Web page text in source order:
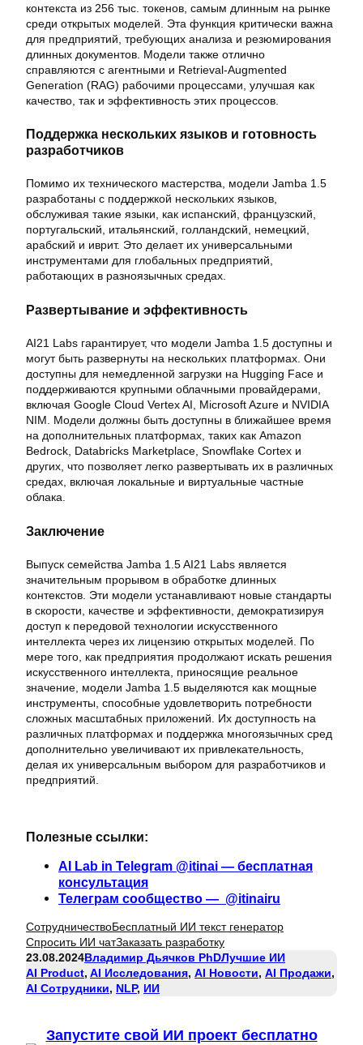
контекста из 256 тыс. токенов, самым длинным на рынке
среди открытых моделей. Эта функция критически важна
для предприятий, требующих анализа и резюмирования
длинных документов. Модели также отлично
справляются с агентными и Retrieval-Augmented
Generation (RAG) рабочими процессами, улучшая как
качество, так и эффективность этих процессов.
Поддержка нескольких языков и готовность
разработчиков
Помимо их технического мастерства, модели Jamba 1.5
разработаны с поддержкой нескольких языков,
обслуживая такие языки, как испанский, французский,
португальский, итальянский, голландский, немецкий,
арабский и иврит. Это делает их универсальными
инструментами для глобальных предприятий,
работающих в разноязычных средах.
Развертывание и эффективность
AI21 Labs гарантирует, что модели Jamba 1.5 доступны и
могут быть развернуты на нескольких платформах. Они
доступны для немедленной загрузки на Hugging Face и
поддерживаются крупными облачными провайдерами,
включая Google Cloud Vertex AI, Microsoft Azure и NVIDIA
NIM. Модели должны быть доступны в ближайшее время
на дополнительных платформах, таких как Amazon
Bedrock, Databricks Marketplace, Snowflake Cortex и
других, что позволяет легко развертывать их в различных
средах, включая локальные и виртуальные частные
облака.
Заключение
Выпуск семейства Jamba 1.5 AI21 Labs является
значительным прорывом в обработке длинных
контекстов. Эти модели устанавливают новые стандарты
в скорости, качестве и эффективности, демократизируя
доступ к передовой технологии искусственного
интеллекта через их лицензию открытых моделей. По
мере того, как предприятия продолжают искать решения
искусственного интеллекта, приносящие реальное
значение, модели Jamba 1.5 выделяются как мощные
инструменты, способные удовлетворить потребности
сложных масштабных приложений. Их доступность на
различных платформах и поддержка многоязычных сред
дополнительно увеличивают их привлекательность,
делая их универсальным выбором для разработчиков и
предприятий.
Полезные ссылки:
AI Lab in Telegram @itinai — бесплатная
консультация
Телеграм сообщество — @itinairu
СотрудничествоБесплатный ИИ текст генератор
Спросить ИИ чатЗаказать разработку
23.08.2024Владимир Дьячков PhDЛучшие ИИ
AI Product, AI Исследования, AI Новости, AI Продажи
AI Сотрудники, NLP, ИИ
Запустите свой ИИ проект бесплатно